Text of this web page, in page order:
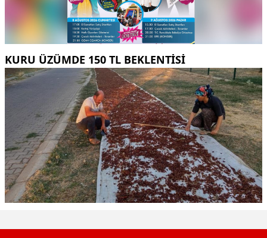
KURU ÜZÜMDE 150 TL BEKLENTISI